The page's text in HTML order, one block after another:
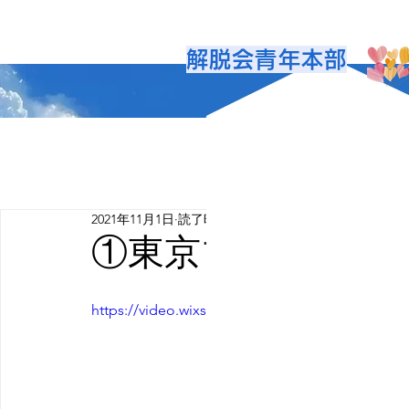
解脱会青年本部
①東京ブロックか
2021年11月1日 読了時間: 0分
https://video.wixstatic.com/video/